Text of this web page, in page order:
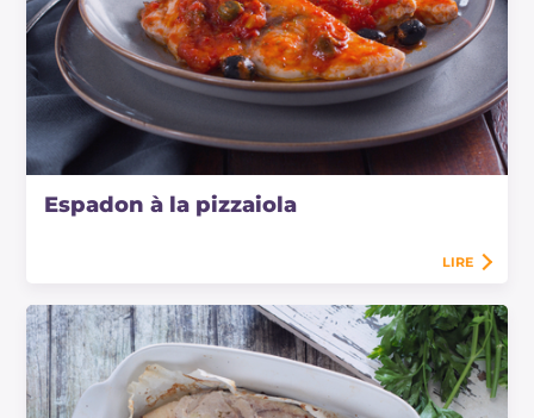
Espadon à la pizzaiola
LIRE